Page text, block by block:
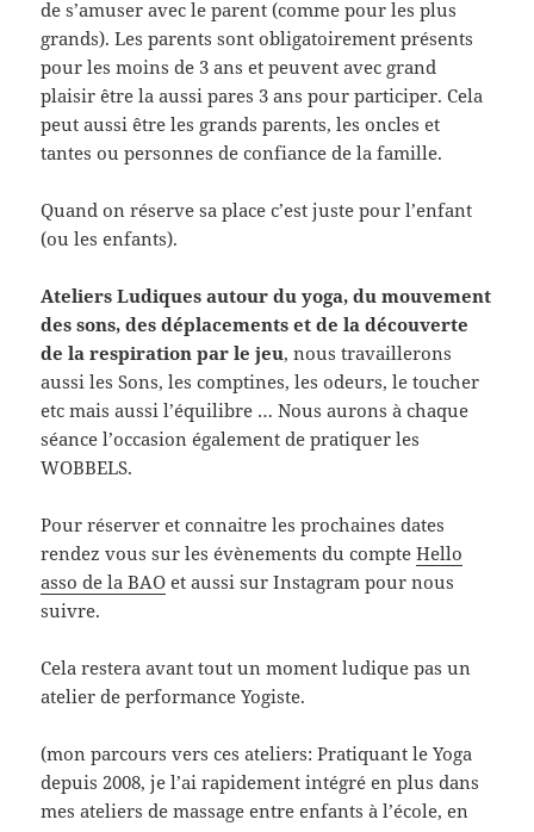
de s’amuser avec le parent (comme pour les plus
grands). Les parents sont obligatoirement présents
pour les moins de 3 ans et peuvent avec grand
plaisir être la aussi pares 3 ans pour participer. Cela
peut aussi être les grands parents, les oncles et
tantes ou personnes de confiance de la famille.
Quand on réserve sa place c’est juste pour l’enfant
(ou les enfants).
Ateliers Ludiques autour du yoga, du mouvement
des sons, des déplacements et de la découverte
de la respiration par le jeu, nous travaillerons
aussi les Sons, les comptines, les odeurs, le toucher
etc mais aussi l’équilibre … Nous aurons à chaque
séance l’occasion également de pratiquer les
WOBBELS.
Pour réserver et connaitre les prochaines dates
rendez vous sur les évènements du compteHello
asso de la BAO et aussi sur Instagram pour nous
suivre.
Cela restera avant tout un moment ludique pas un
atelier de performance Yogiste.
(mon parcours vers ces ateliers: Pratiquant le Yoga
depuis 2008, je l’ai rapidement intégré en plus dans
mes ateliers de massage entre enfants à l’école, en